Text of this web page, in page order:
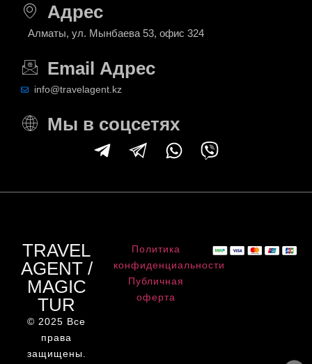
Адрес
Алматы, ул. Мынбаева 53, офис 324
Email Адрес
info@travelagent.kz
Мы в соцсетях
TRAVEL
AGENT /
MAGIC
TUR
© 2025 Все
права
защищены.
Политика
конфиденциальности
Публичная
оферта